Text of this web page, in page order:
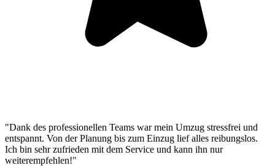
"Dank des professionellen Teams war mein Umzug stressfrei und
entspannt. Von der Planung bis zum Einzug lief alles reibungslos.
Ich bin sehr zufrieden mit dem Service und kann ihn nur
weiterempfehlen!"